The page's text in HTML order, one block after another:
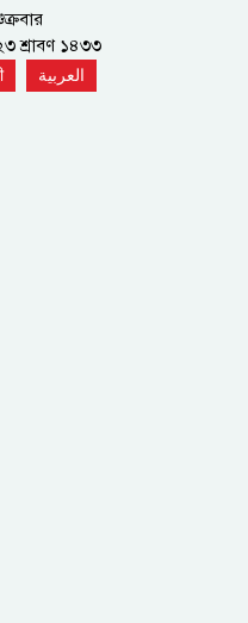
শ্রাবণ ১৪৩৩
العربية